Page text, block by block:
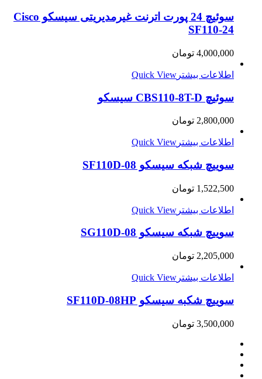
سوئیچ 24 پورت اترنت غیرمدیریتی سیسکو Cisco
SF110-24
4,000,000 تومان
اطلاعات بیشتر Quick View
سوئیچ CBS110-8T-D سیسکو
2,800,000 تومان
اطلاعات بیشتر Quick View
سوییچ شبکه سیسکو SF110D-08
1,522,500 تومان
اطلاعات بیشتر Quick View
سوییچ شبکه سیسکو SG110D-08
2,205,000 تومان
اطلاعات بیشتر Quick View
سوییچ شکبه سیسکو SF110D-08HP
3,500,000 تومان